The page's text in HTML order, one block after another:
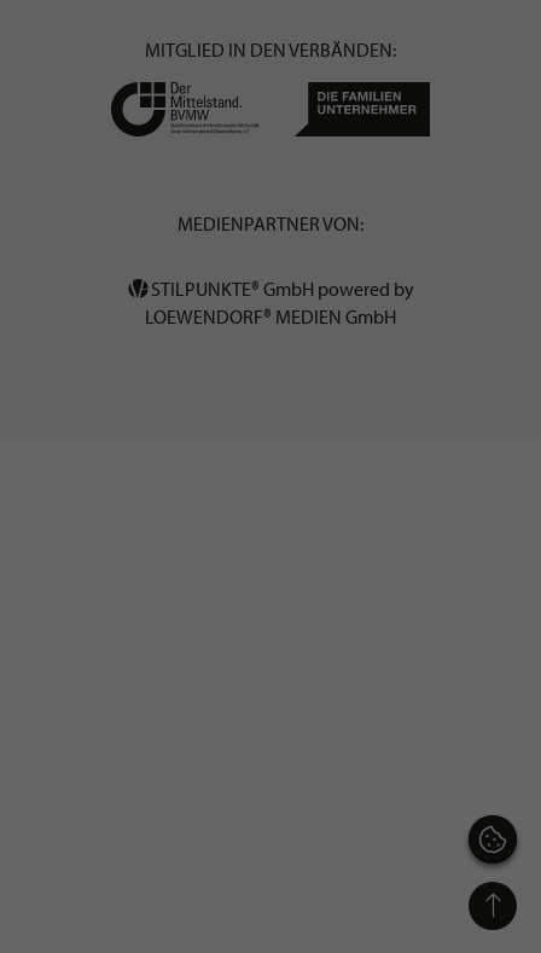
MITGLIED IN DEN VERBÄNDEN:
MEDIENPARTNER VON:
STILPUNKTE® GmbH powered by
LOEWENDORF® MEDIEN GmbH